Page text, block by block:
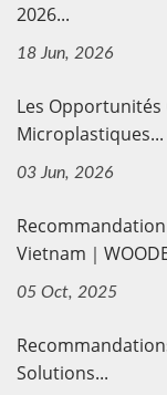
2026...
18 Jun, 2026
Les Opportunités
Microplastiques...
03 Jun, 2026
Vietnam｜
05 Oct, 2025
Solutions...